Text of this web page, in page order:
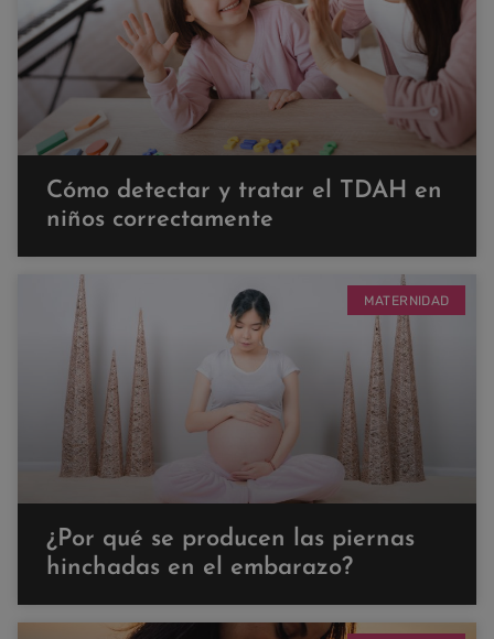
Cómo detectar y tratar el TDAH en
niños correctamente
MATERNIDAD
¿Por qué se producen las piernas
hinchadas en el embarazo?